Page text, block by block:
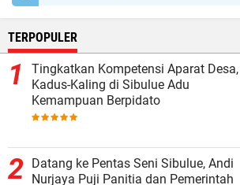
TERPOPULER
Tingkatkan Kompetensi Aparat
Kadus-Kaling di Sibulue Adu
Kemampuan Berpidato
Datang ke Pentas Seni Sibulue, Andi
Nurjaya Puji Panitia dan Pemerintah